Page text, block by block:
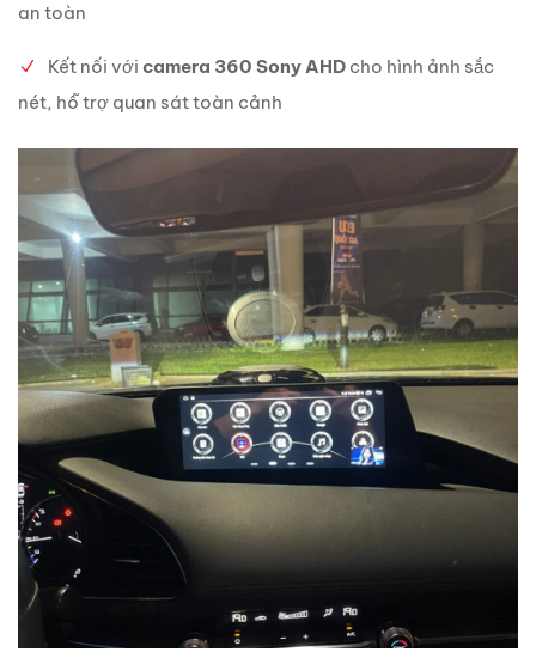
an toàn
Kết nối với camera 360 Sony AHD cho hình ảnh sắc
nét, hỗ trợ quan sát toàn cảnh